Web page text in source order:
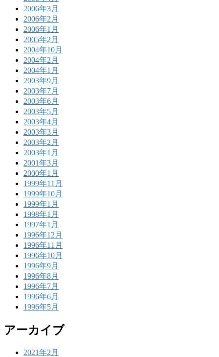
2006年3月
2006年2月
2006年1月
2005年2月
2004年10月
2004年2月
2004年1月
2003年9月
2003年7月
2003年6月
2003年5月
2003年4月
2003年3月
2003年2月
2003年1月
2001年3月
2000年1月
1999年11月
1999年10月
1999年1月
1998年1月
1997年1月
1996年12月
1996年11月
1996年10月
1996年9月
1996年8月
1996年7月
1996年6月
1996年5月
アーカイブ
2021年2月